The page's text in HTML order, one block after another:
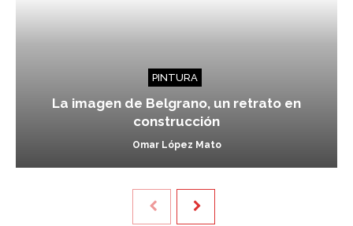
PINTURA
La imagen de Belgrano, un retrato en
construcción
Omar López Mato